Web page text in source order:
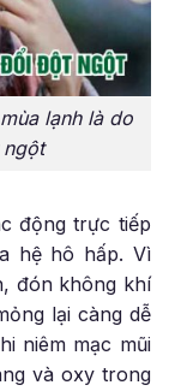
lạnh là do
động trực tiếp
hệ hô hấp. Vì
đón không khí
lại càng dễ
niêm mạc mũi
và oxy trong